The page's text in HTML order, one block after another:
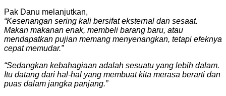
Pak Danu melanjutkan,
“Kesenangan sering kali bersifat eksternal dan sesaat.
Makan makanan enak, membeli barang baru, atau
mendapatkan pujian memang menyenangkan, tetapi efeknya
cepat memudar.”
“Sedangkan kebahagiaan adalah sesuatu yang lebih dalam.
Itu datang dari hal-hal yang membuat kita merasa berarti dan
puas dalam jangka panjang.”